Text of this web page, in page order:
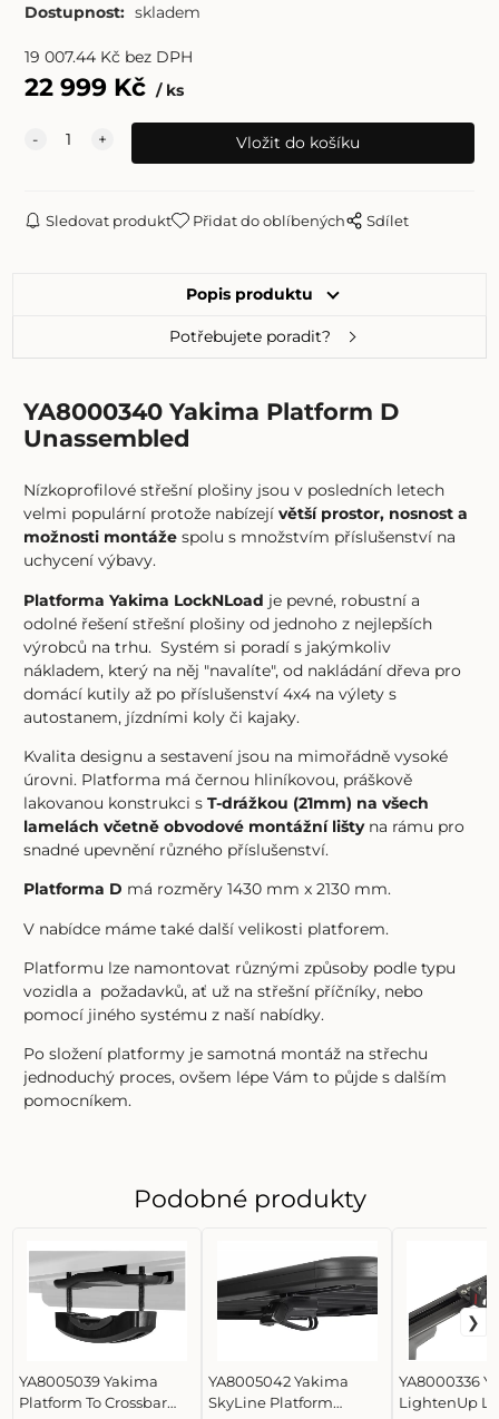
Dostupnost: skladem
19 007.44Kč bez DPH
22 999Kč ks
Sledovat produkt Přidat do oblíbených Sdílet
Popis produktu
Potřebujete poradit?
YA8000340 Yakima Platform D
Unassembled
Nízkoprofilové střešní plošiny jsou v posledních letech
velmi populární protože nabízejívětší prostor, nosnost a
možnosti montáže spolu s množstvím příslušenství na
uchycení výbavy.
Platforma Yakima LockNLoad je pevné, robustní a
odolné řešení střešní plošiny od jednoho z nejlepších
výrobců na trhu. Systém si poradí s jakýmkoliv
nákladem, který na něj "navalíte", od nakládání dřeva pro
domácí kutily až po příslušenství 4x4 na výlety s
autostanem, jízdními koly či kajaky.
Kvalita designu a sestavení jsou na mimořádně vysoké
úrovni. Platforma má černou hliníkovou, práškově
lakovanou konstrukci sT-drážkou (21mm) na všech
lamelách včetně obvodové montážní lištyna rámu pro
snadné upevnění různého příslušenství.
Platforma D má rozměry 1430 mm x 2130 mm.
V nabídce máme také další velikosti platforem.
Platformu lze namontovat různými způsoby podle typu
vozidla a požadavků, ať už na střešní příčníky, nebo
pomocí jiného systému z naší nabídky.
Po složení platformy je samotná montáž na střechu
jednoduchý proces, ovšem lépe Vám to půjde s dalším
pomocníkem.
Podobné produkty
YA8005039 Yakima
Platform To Crossbar
YA8005042 Yakima
SkyLine Platform
YA8000336
LightenUp